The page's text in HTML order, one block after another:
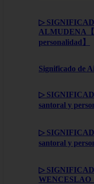
▷
ALMUDENA【
personalidad】
Significado de
▷
santoral y
▷
santoral y
▷
WENCESLAO